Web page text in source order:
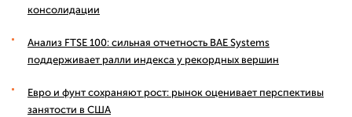
консолидации
Анализ FTSE 100: сильная отчетность BAE Systems
поддерживает ралли индекса у рекордных вершин
Евро и фунт сохраняют рост: рынок оценивает перспективы
занятости в США